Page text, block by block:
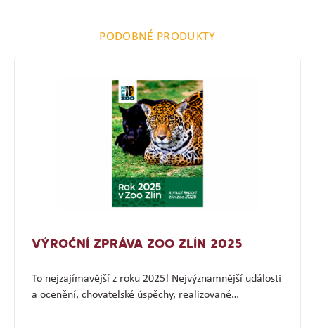
PODOBNÉ PRODUKTY
VÝROČNÍ ZPRÁVA ZOO ZLÍN 2025
To nejzajímavější z roku 2025! Nejvýznamnější události
a ocenění, chovatelské úspěchy, realizované…